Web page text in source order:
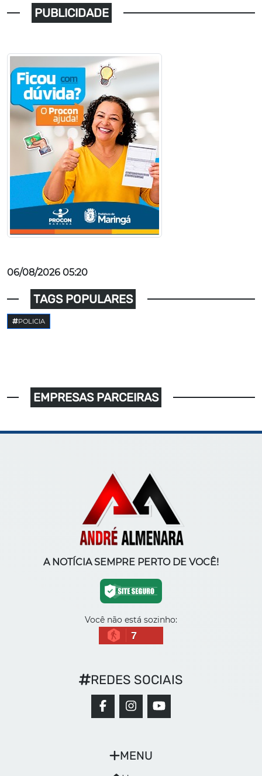
PUBLICIDADE
06/08/2026 05:20
TAGS POPULARES
POLICIA
EMPRESAS PARCEIRAS
A NOTÍCIA SEMPRE PERTO DE VOCÊ!
Você não está sozinho:
7
MENU
REDES SOCIAIS